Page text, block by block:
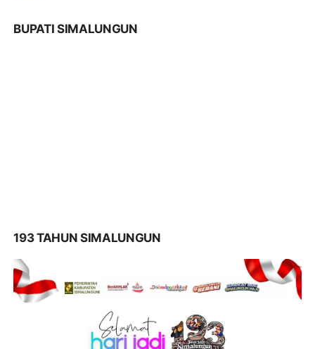
BUPATI SIMALUNGUN
193 TAHUN SIMALUNGUN